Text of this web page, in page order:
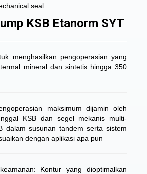
seal
KSB Etanorm SYT
menghasilkan pengoperasian yang
mineral dan sintetis hingga 350
maksimum dijamin oleh
KSB dan segel mekanis multi-
dalam susunan tandem serta sistem
dengan aplikasi apa pun
Kontur yang dioptimalkan